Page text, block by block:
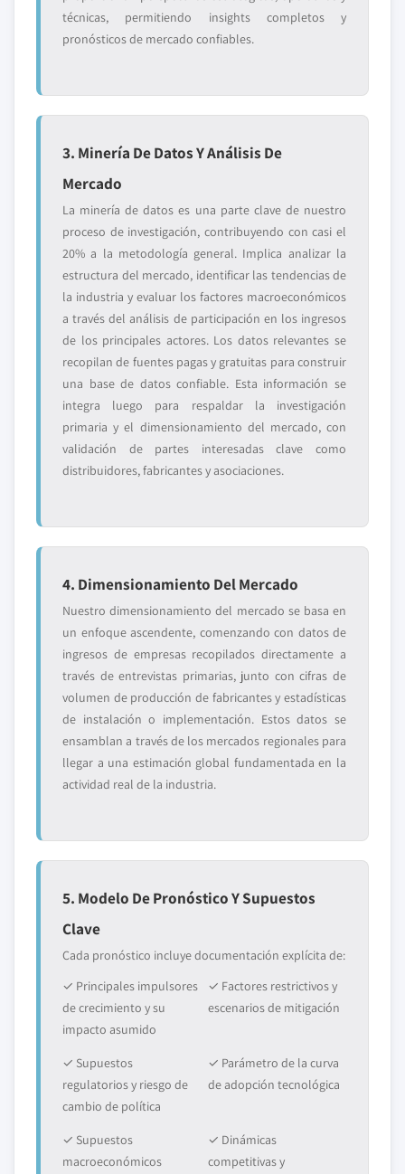
técnicas, permitiendo insights completos y
pronósticos de mercado confiables.
3. Minería De Datos Y Análisis De
Mercado
La minería de datos es una parte clave de nuestro
proceso de investigación, contribuyendo con casi el
20% a la metodología general. Implica analizar la
estructura del mercado, identificar las tendencias de
la industria y evaluar los factores macroeconómicos
a través del análisis de participación en los ingresos
de los principales actores. Los datos relevantes se
recopilan de fuentes pagas y gratuitas para construir
una base de datos confiable. Esta información se
integra luego para respaldar la investigación
primaria y el dimensionamiento del mercado, con
validación de partes interesadas clave como
distribuidores, fabricantes y asociaciones.
4. Dimensionamiento Del Mercado
Nuestro dimensionamiento del mercado se basa en
un enfoque ascendente, comenzando con datos de
ingresos de empresas recopilados directamente a
través de entrevistas primarias, junto con cifras de
volumen de producción de fabricantes y estadísticas
de instalación o implementación. Estos datos se
ensamblan a través de los mercados regionales para
llegar a una estimación global fundamentada en la
actividad real de la industria.
5. Modelo De Pronóstico Y Supuestos
Clave
Cada pronóstico incluye documentación explícita de:
✓ Principales impulsores
de crecimiento y su
impacto asumido
✓ Factores restrictivos y
escenarios de mitigación
✓ Supuestos
regulatorios y riesgo de
cambio de política
✓ Parámetro de la curva
de adopción tecnológica
✓ Supuestos
macroeconómicos
✓ Dinámicas
competitivas y